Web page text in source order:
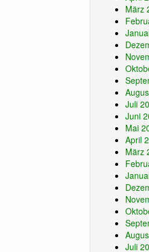
März
Juli
Juni
Mai
April
März
Juli